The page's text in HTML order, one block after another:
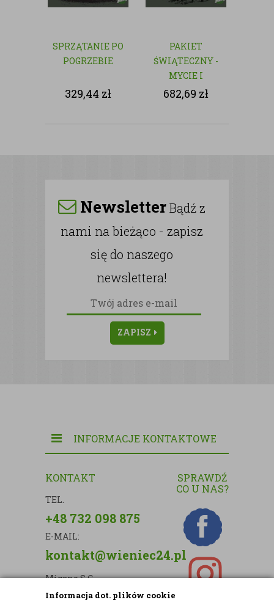
Informacja dot. plików cookie
SPRZĄTANIE PO
POGRZEBIE
329,44 zł
PAKIET
ŚWIĄTECZNY -
MYCIE I
CZYSZCZENIE
682,69 zł
NewsletterBądź z
nami na bieżąco - zapisz
się do naszego
newslettera!
ZAPISZ
INFORMACJE KONTAKTOWE
KONTAKT
TEL.
+48 732 098 875
E-MAIL:
kontakt@wieniec24.pl
Migano S.C.
ul. Kartograficzna 88c/m33
SPRAWDŹ
CO U NAS?